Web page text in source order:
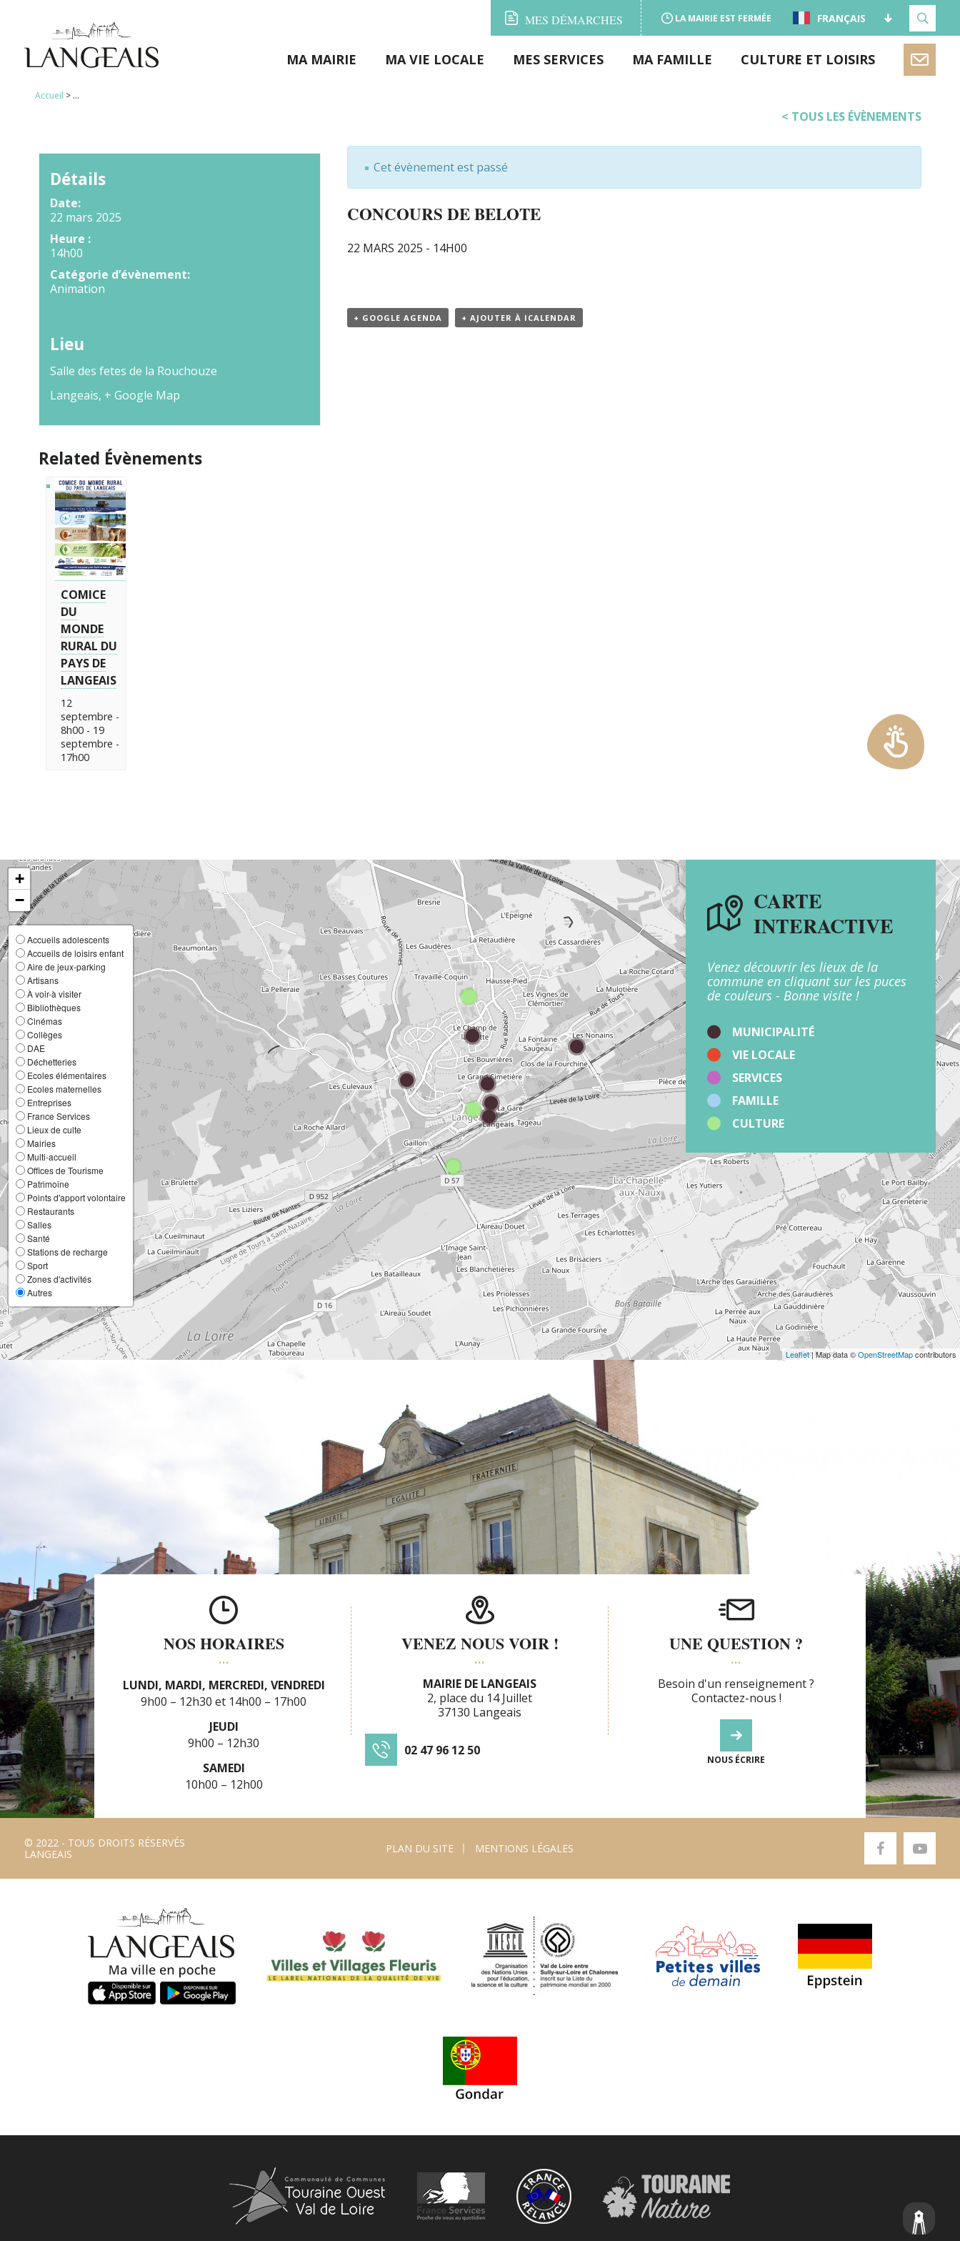
MA MAIRIE MA VIE LOCALE MES SERVICES MA FAMILLE CULTURE ET LOISIRS
MESDÉMARCHES LA MAIRIE EST FERMÉE FRANÇAIS
Accueil > ...
< TOUS LES ÉVÈNEMENTS
Cet évènement est passé
CONCOURS DE BELOTE
22 MARS 2025 - 14H00
+ GOOGLE AGENDA + AJOUTER À ICALENDAR
Détails
Date:
22 mars 2025
Heure :
14h00
Catégorie d’évènement:
Animation
Lieu
Salle des fetes de la Rouchouze
Langeais, + Google Map
Related Évènements
COMICE
DU
MONDE
RURAL DU
PAYS DE
LANGEAIS
12
septembre -
8h00- 19
septembre -
17h00
+
−
Accueils adolescents
Accueils de loisirs enfant
Aire de jeux-parking
Artisans
À voir-à visiter
Bibliothèques
Cinémas
Collèges
DAE
Déchetteries
Ecoles élémentaires
Ecoles maternelles
Entreprises
France Services
Lieux de culte
Mairies
Multi-accueil
Offices de Tourisme
Patrimoine
Points d'apport volontaire
Restaurants
Salles
Santé
Stations de recharge
Sport
Zones d'activités
Autres
Leaflet| Map data ©OpenStreetMapcontributors
CARTE
INTERACTIVE
Venez découvrir les lieux de la
commune en cliquant sur les puces
de couleurs - Bonne visite !
MUNICIPALITÉ
VIE LOCALE
SERVICES
FAMILLE
CULTURE
NOS HORAIRES
LUNDI, MARDI, MERCREDI, VENDREDI
9h00 – 12h30
14h00 – 17h00
JEUDI
9h00 – 12h30
SAMEDI
10h00 – 12h00
VENEZ NOUS VOIR !
MAIRIE DE LANGEAIS
2, place du 14 Juillet
37130 Langeais
02 47 96 12 50
UNE QUESTION ?
Besoin d'un renseignement ?
Contactez-nous !
NOUS ÉCRIRE
© 2022 - TOUS DROITS RÉSERVÉS
LANGEAIS
PLAN DU SITE MENTIONS LÉGALES